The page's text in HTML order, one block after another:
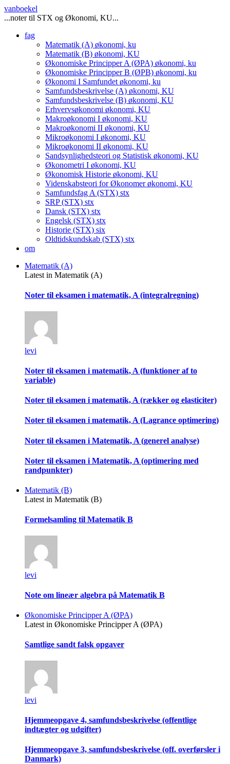
vanboekel
...noter til STX og Økonomi, KU...
fag
Matematik (A) økonomi, ku
Matematik (B) økonomi, KU
Økonomiske Principper A (ØPA) økonomi, ku
Økonomiske Principper B (ØPB) økonomi, ku
Økonomi I Samfundet økonomi, ku
Samfundsbeskrivelse (A) økonomi, KU
Samfundsbeskrivelse (B) økonomi, KU
Erhvervsøkonomi økonomi, KU
Makroøkonomi I økonomi, KU
Makroøkonomi II økonomi, KU
Mikroøkonomi I økonomi, KU
Mikroøkonomi II økonomi, KU
Sandsynlighedsteori og Statistisk økonomi, KU
Økonometri I økonomi, KU
Økonomisk Historie økonomi, KU
Videnskabsteori for Økonomerøkonomi, KU
Samfundsfag A (STX) stx
SRP (STX) stx
Dansk (STX) stx
Engelsk (STX) stx
Historie (STX) six
Oldtidskundskab (STX) stx
om
Matematik (A)
Latest in Matematik (A)
Noter til eksamen i matematik, A (integralregning)
levi
Noter til eksamen i matematik, A (funktioner af to
variable)
Noter til eksamen i matematik, A (rækker og elasticiter)
Noter til eksamen i matematik, A (Lagrance optimering)
Noter til eksamen i Matematik, A (generel analyse)
Noter til eksamen i Matematik, A (optimering med
randpunkter)
Matematik (B)
Latest in Matematik (B)
Formelsamling til Matematik B
levi
Note om lineær algebra på Matematik B
Økonomiske Principper A (ØPA)
Latest in Økonomiske Principper A (ØPA)
Samtlige sandt falsk opgaver
levi
Hjemmeopgave 4, samfundsbeskrivelse (offentlige
indtægter og udgifter)
Hjemmeopgave 3, samfundsbeskrivelse (off. overførsler i
Danmark)